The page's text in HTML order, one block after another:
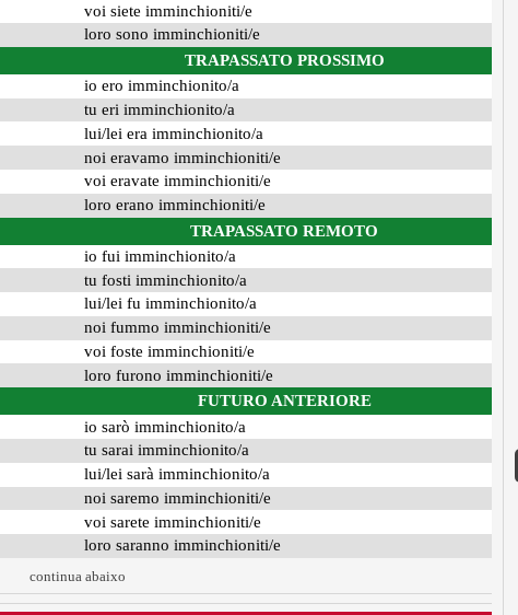
voi siete imminchioniti/e
loro sono imminchioniti/e
TRAPASSATO PROSSIMO
io ero imminchionito/a
tu eri imminchionito/a
lui/lei era imminchionito/a
noi eravamo imminchioniti/e
voi eravate imminchioniti/e
loro erano imminchioniti/e
TRAPASSATO REMOTO
io fui imminchionito/a
tu fosti imminchionito/a
lui/lei fu imminchionito/a
noi fummo imminchioniti/e
voi foste imminchioniti/e
loro furono imminchioniti/e
FUTURO ANTERIORE
io sarò imminchionito/a
tu sarai imminchionito/a
lui/lei sarà imminchionito/a
noi saremo imminchioniti/e
voi sarete imminchioniti/e
loro saranno imminchioniti/e
continua abaixo